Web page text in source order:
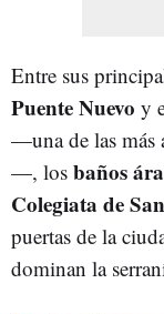
Entre sus
Puente Nuevo y
—una de las más
—, los baños
Colegiata de
puertas de la
dominan la